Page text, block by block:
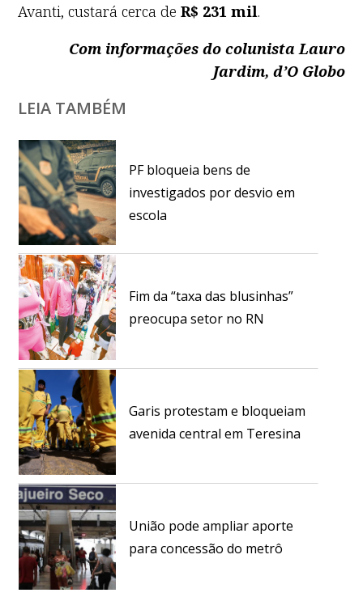
Avanti, custará cerca deR$ 231 mil.
Com informações do colunista Lauro
Jardim, d’O Globo
LEIA TAMBÉM
PF bloqueia bens de
investigados por desvio em
escola
Fim da “taxa das blusinhas”
preocupa setor no RN
Garis protestam e bloqueiam
avenida central em Teresina
União pode ampliar aporte
para concessão do metrô